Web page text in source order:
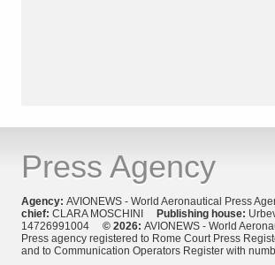
Press Agency
Agency: AVIONEWS - World Aeronautical Press
chief: CLARA MOSCHINI Publishing house:
14726991004 © 2026: AVIONEWS - World
Press agency registered to Rome Court Press
and to Communication Operators Register with